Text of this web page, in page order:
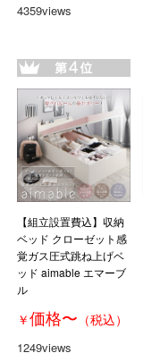
4359views
【組立設置費込】収納
ベッド クローゼット感
覚ガス圧式跳ね上げベ
ッド aimable エマーブ
ル
￥価格〜 （税込）
1249views